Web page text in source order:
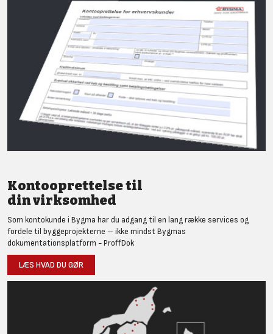
Kontooprettelse til
din virksomhed
Som kontokunde i Bygma har du adgang til en lang række services og
fordele til byggeprojekterne – ikke mindst Bygmas
dokumentationsplatform - ProffDok
LÆS HVAD DU GØR